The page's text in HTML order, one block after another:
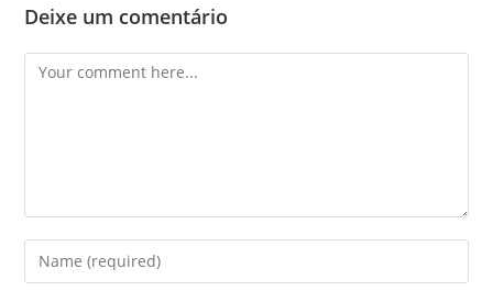
Deixe um comentário
Comment
Enter
your